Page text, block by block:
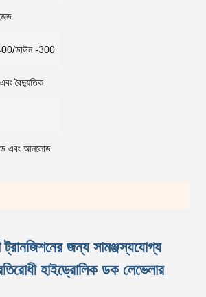
ডাউন -300
বৈদ্যুতিক
এবং আনলোড
জন্য সামঞ্জস্যযোগ্য
হাইড্রোলিক ডক লেভেলার